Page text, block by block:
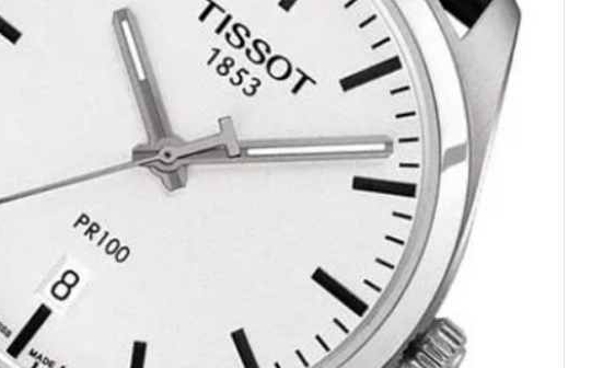
1号恒力城写字楼15层03室（需提前预约）
SAC东原中心写字楼24层2406B室（需提前预约）
街2号融恒时代广场写字楼9层902室（需提前预约）
建湘路393号世茂环球金融中心写字楼（芙蓉广场）10层13室（需提前预约）
华润大厦写字楼29层2905室（需提前预约）
亨得利名表服务中心（品牌授权店）3层整层（需提前预约）
亨得利名表服务中心（品牌授权店）1层整层（需提前预约）
亨得利名表服务中心（品牌授权店）1层整层（需提前预约）
26号时代广场（CCMALL）C座17层17-B（需提前预约）
号置信广场10层1015室（需提前预约）
600号富力中心T2座写字楼29层03室（需提前预约）
国际金融大厦7层G室（需提前预约）